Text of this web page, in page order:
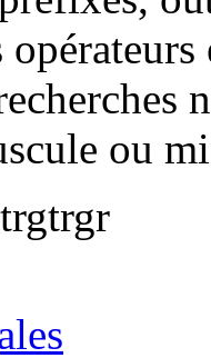
ou